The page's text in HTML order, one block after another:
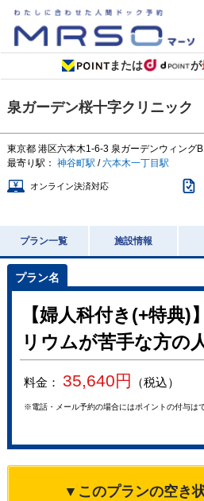
または が
泉ガーデン桜十字クリニック
東京都 港区六本木1-6-3 泉ガーデンウィング
最寄り駅： 神谷町駅 /六本木一丁目駅
オンライン決済対応
プラン一覧 施設情報
【婦人科付き(+特典)
リウムが苦手な方の
料金： 35,640円 （税込）
※電話・メール予約の場合にはポイントの付与は
▼このプランの空き